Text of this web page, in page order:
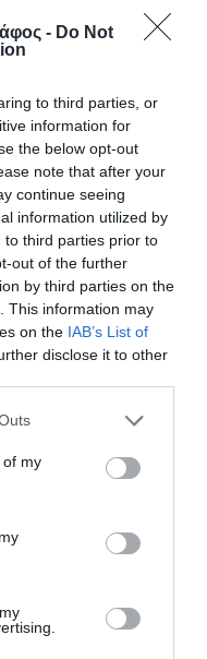
- Do Not
to third parties, or
information for
the below opt-out
note that after your
continue seeing
information utilized by
to third parties prior to
out of the further
by third parties on the
This information may
on the IAB’s List of
disclose it to other
of my
είναι εδώ! Η
τις ικανότητές της.
ακόμα πιο ισχυρή,
αλλά και στις
πετονιά μηδενική
βύθιση, και παρά τη
μαλακή. Θα την
0.10 έως και
των 50m και 30m